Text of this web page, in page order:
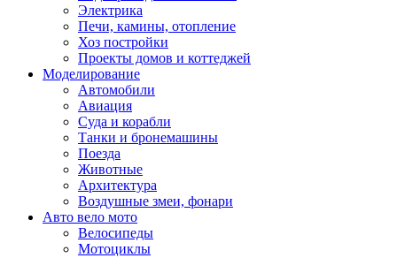
Электрика
Печи, камины, отопление
Хоз постройки
Проекты домов и коттеджей
Моделирование
Автомобили
Авиация
Суда и корабли
Танки и бронемашины
Поезда
Животные
Архитектура
Воздушные змеи, фонари
Авто вело мото
Велосипеды
Мотоциклы